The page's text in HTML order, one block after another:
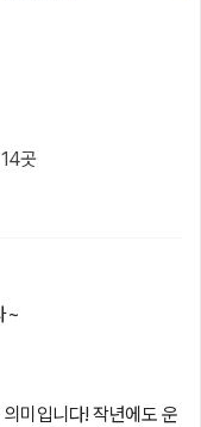
곳
~
미입니다! 작년에도 운